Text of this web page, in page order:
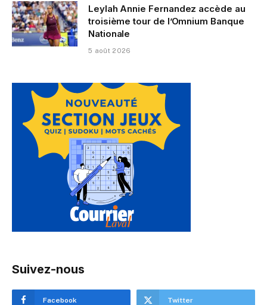
Leylah Annie Fernandez accède au
troisième tour de l’Omnium Banque
Nationale
5 août 2026
Suivez-nous
Facebook Twitter